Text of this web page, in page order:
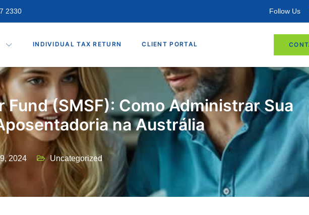
2330 Follow Us
INDIVIDUAL TAX RETURN CLIENT PORTAL
(SMSF): Como Administrar Sua
na Austrália
2024 Uncategorized